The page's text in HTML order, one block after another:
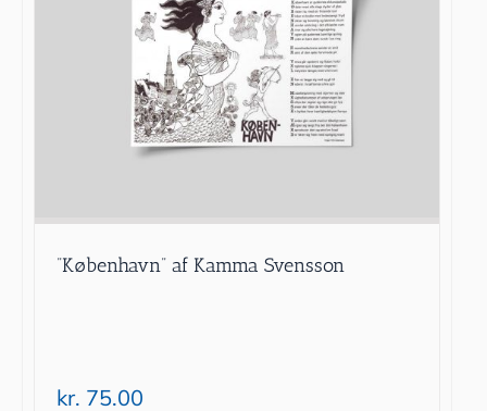
”København” af Kamma Svensson
kr. 75.00